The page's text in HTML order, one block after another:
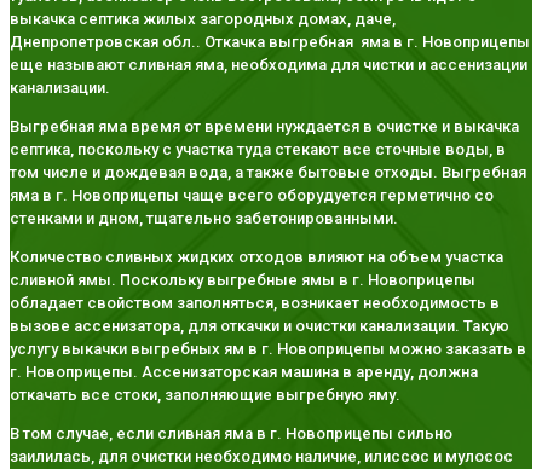
выкачка септика жилых загородных домах, даче,
Днепропетровская обл.. Откачка выгребная яма в г. Новоприцепы
еще называют сливная яма, необходима для чистки и ассенизации
канализации.
Выгребная яма время от времени нуждается в очистке и выкачка
септика, поскольку с участка туда стекают все сточные воды, в
том числе и дождевая вода, а также бытовые отходы. Выгребная
яма в г. Новоприцепы чаще всего оборудуется герметично со
стенками и дном, тщательно забетонированными.
Количество сливных жидких отходов влияют на объем участка
сливной ямы. Поскольку выгребные ямы в г. Новоприцепы
обладает свойством заполняться, возникает необходимость в
вызове ассенизатора, для откачки и очистки канализации. Такую
услугу выкачки выгребных ям в г. Новоприцепы можно заказать в
г. Новоприцепы. Ассенизаторская машина в аренду, должна
откачать все стоки, заполняющие выгребную яму.
В том случае, если сливная яма в г. Новоприцепы сильно
заилилась, для очистки необходимо наличие, илиссос и мулосос